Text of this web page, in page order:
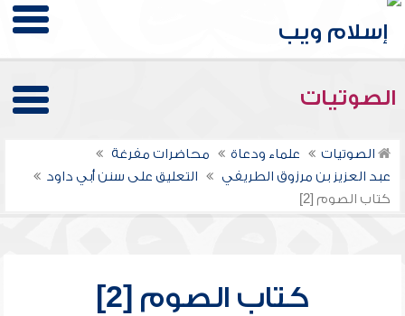
الصوتيات
الصوتيات علماء ودعاة
محاضرات مفرغة
عبد العزيز بن مرزوق الطريفي
التعليق على سنن أبي داود
كتاب الصوم [2]
كتاب الصوم [2]